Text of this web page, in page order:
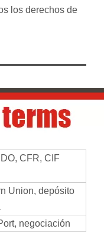
los derechos de
CFR, CIF
Union, depósito
, negociación